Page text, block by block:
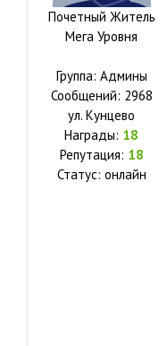
Почетный Житель
Мега Уровня
Группа: Админы
Сообщений: 2968
ул. Кунцево
Награды: 18
Репутация: 18
Статус: онлайн